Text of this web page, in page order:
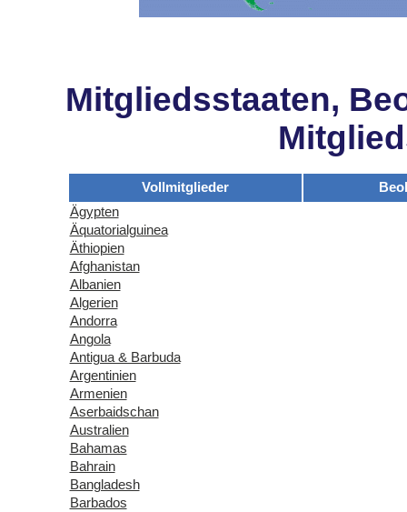
Mitgliedsstaaten,
Vollmitglieder
Ägypten
Äquatorialguinea
Äthiopien
Afghanistan
Albanien
Algerien
Andorra
Angola
Antigua & Barbuda
Argentinien
Armenien
Aserbaidschan
Australien
Bahamas
Bahrain
Bangladesh
Barbados